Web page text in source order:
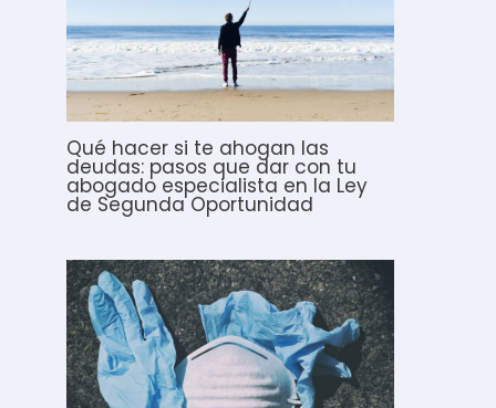
Qué hacer si te ahogan las
deudas: pasos que dar con tu
abogado especialista en la Ley
de Segunda Oportunidad